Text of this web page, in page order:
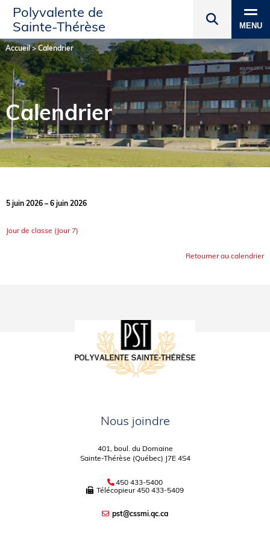
Polyvalente de
Sainte‑Thérèse
MENU
Accueil>Calendrier
Calendrier
5 juin 2026 – 6 juin 2026
Jour de classe (Jour 7)
Retourner au calendrier
Nous joindre
401, boul. du Domaine
Sainte-Thérèse (Québec) J7E 4S4
450 433-5400
Télécopieur450 433-5409
pst@cssmi.qc.ca